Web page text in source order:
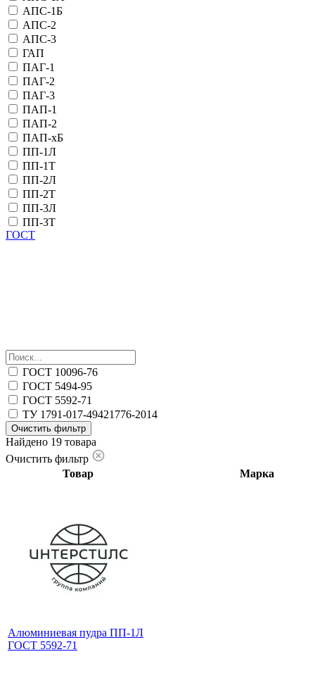
АПС-1Б
АПС-2
АПС-3
ГАП
ПАГ-1
ПАГ-2
ПАГ-3
ПАП-1
ПАП-2
ПАП-хБ
ПП-1Л
ПП-1Т
ПП-2Л
ПП-2Т
ПП-3Л
ПП-3Т
ГОСТ
ГОСТ 10096-76
ГОСТ 5494-95
ГОСТ 5592-71
ТУ 1791-017-49421776-2014
Очистить фильтр
Найдено 19 товара
Очистить фильтр
Товар
Марка
Алюминиевая пудра ПП-1Л
ГОСТ 5592-71